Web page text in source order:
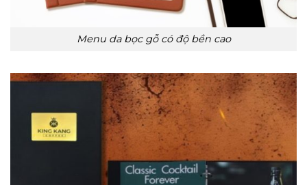
Menu da bọc gỗ có độ bền cao